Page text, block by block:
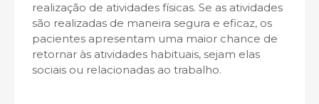
realização de atividades físicas. Se as atividades
são realizadas de maneira segura e eficaz, os
pacientes apresentam uma maior chance de
retornar às atividades habituais, sejam elas
sociais ou relacionadas ao trabalho.